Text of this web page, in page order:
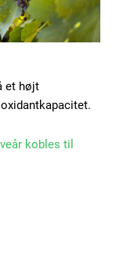
et højt
kobles til